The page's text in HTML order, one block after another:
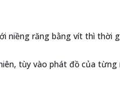
niềng răng bằng vít thì thời
tùy vào phát đồ của